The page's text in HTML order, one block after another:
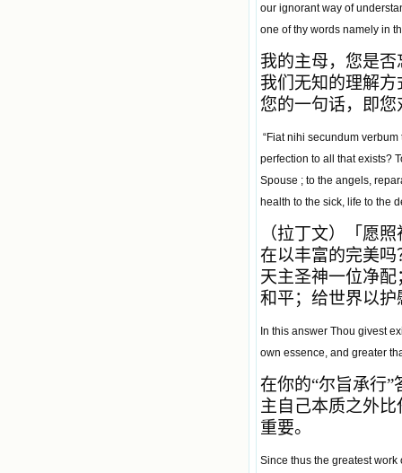
our ignorant way of
one of thy words namely in
我的主母，您是
我们无知的理解
您的一句话，即
“Fiat nihi secundum
perfection to all that exists?
Spouse ; to the angels,
health to the sick, life to the
（拉丁文）「愿
在以丰富的完美
天主圣神一位净
和平；给世界以
In this answer Thou givest
own essence, and greater
在你的“尔旨承行
主自己本质之外
重要。
Since thus the greatest